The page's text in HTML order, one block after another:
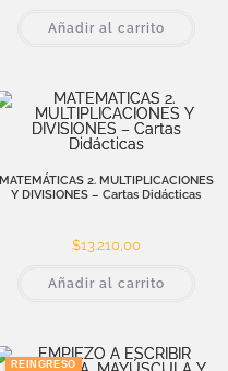
Añadir al carrito
MATEMÁTICAS 2. MULTIPLICACIONES
Y DIVISIONES – Cartas Didácticas
$13.210,00
Añadir al carrito
REINGRESO